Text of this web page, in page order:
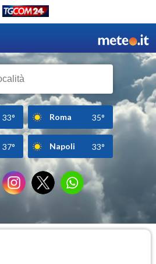
33° Roma 35°
37° Napoli 33°